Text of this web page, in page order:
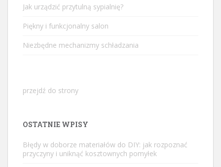
Jak urządzić przytulną sypialnię?
Piękny i funkcjonalny salon
Niezbędne mechanizmy schładzania
przejdź do strony
OSTATNIE WPISY
Błędy w doborze materiałów do DIY: jak rozpoznać
przyczyny i uniknąć kosztownych pomyłek